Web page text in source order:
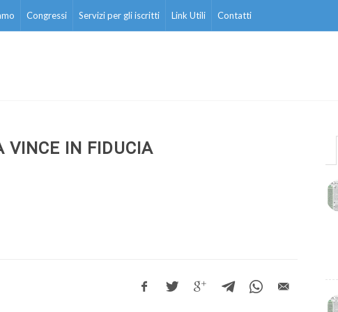
Congressi Servizi per gli iscritti Link Utili Contatti
VINCE IN FIDUCIA